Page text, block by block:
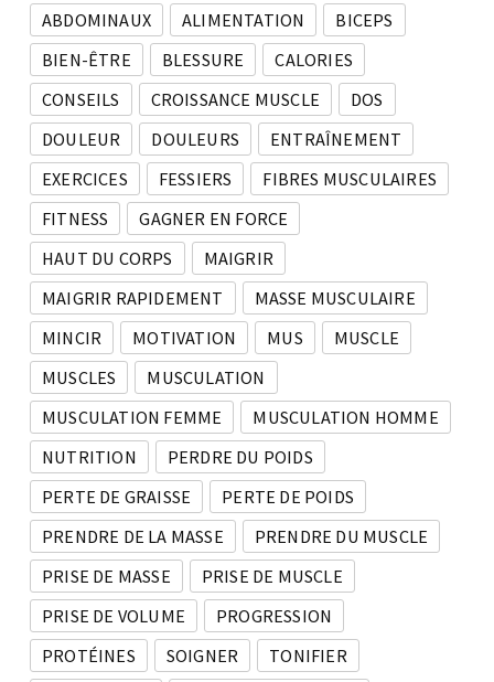
ABDOMINAUX ALIMENTATION
BICEPS
BIEN-ÊTRE
BLESSURE
CALORIES
CONSEILS
CROISSANCE MUSCLE
DOS
DOULEUR
DOULEURS
ENTRAÎNEMENT
EXERCICES
FESSIERS
FIBRES MUSCULAIRES
FITNESS
GAGNER EN FORCE
HAUT DU CORPS
MAIGRIR
MAIGRIR RAPIDEMENT
MASSE MUSCULAIRE
MINCIR
MOTIVATION MUS
MUSCLE
MUSCLES
MUSCULATION
MUSCULATION FEMME
MUSCULATION HOMME
NUTRITION
PERDRE DU POIDS
PERTE DE GRAISSE
PERTE DE POIDS
PRENDRE DE LA MASSE
PRENDRE DU MUSCLE
PRISE DE MASSE
PRISE DE MUSCLE
PRISE DE VOLUME
PROGRESSION
PROTÉINES
SOIGNER
TONIFIER